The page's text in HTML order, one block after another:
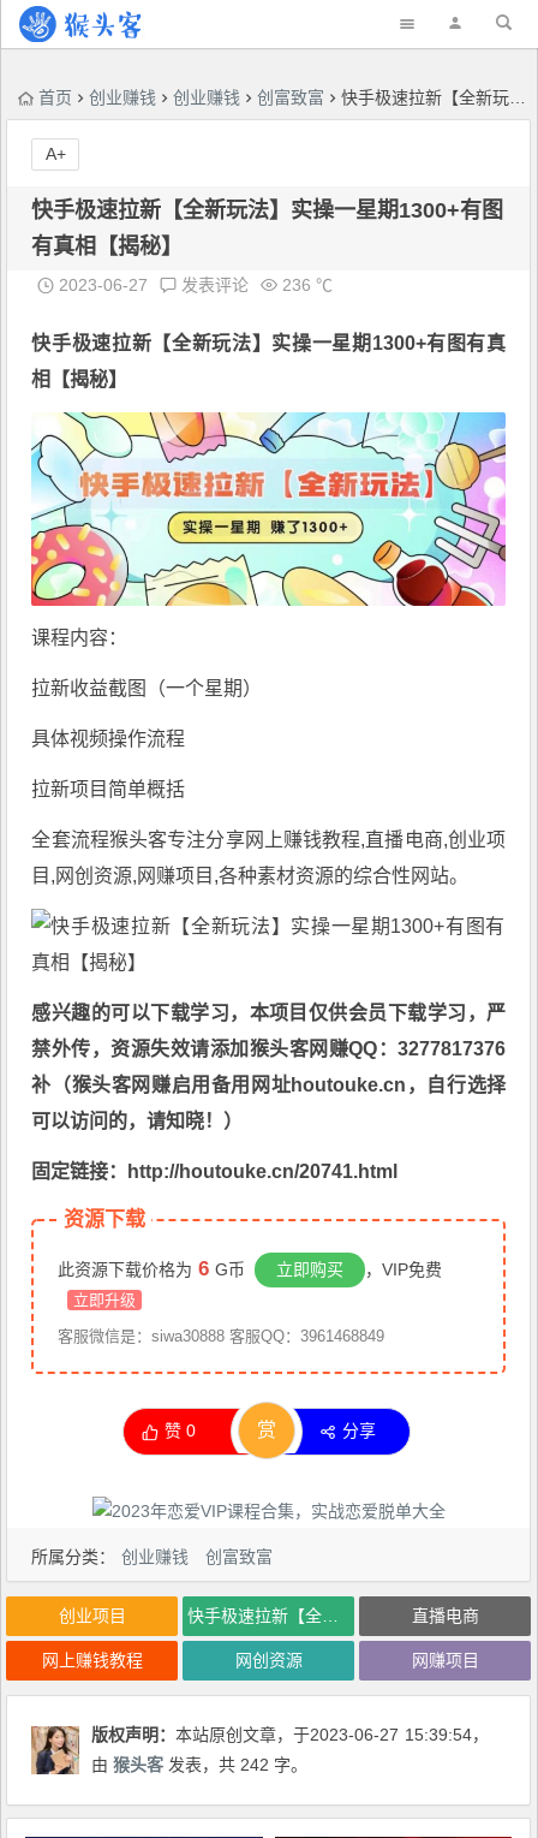
首页 创业赚钱 创业赚钱 创富致富 快手极速拉新【全新玩法】实操一星期1300+有图有真相【揭秘】
快手极速拉新【全新玩法】实操一星期1300+有图
有真相【揭秘】
2023-06-27 发表评论 236 ℃
快手极速拉新 【全新玩法】实操一星期1300+有图有真
相【揭秘】
课程内容：
拉新收益截图（一个星期）
具体视频操作流程
拉新项目简单概括
全套流程猴头客专注分享网上赚钱教程,直播电商,创业项
目,网创资源, 网赚项目 ,各种素材资源的综合性网站。
感兴趣的可以下载学习，本项目仅供会员下载学习，严
禁外传，资源失效请添加猴头客网赚QQ：3277817376
补（猴头客网赚启用备用网址houtouke.cn，自行选择
可以访问的，请知晓！）
固定链接：http://houtouke.cn/20741.html
资源下载
此资源下载价格为 6 G币 立即购买 ，VIP免费
立即升级
客服微信是：siwa30888 客服QQ：3961468849
赞0 赏 分享
A+
所属分类： 创业赚钱 创富致富
创业项目 直播电商
网上赚钱教程 网创资源 网赚项目
版权声明：本站原创文章，于2023-06-27 15:39:54，
由猴头客 发表，共 242 字。